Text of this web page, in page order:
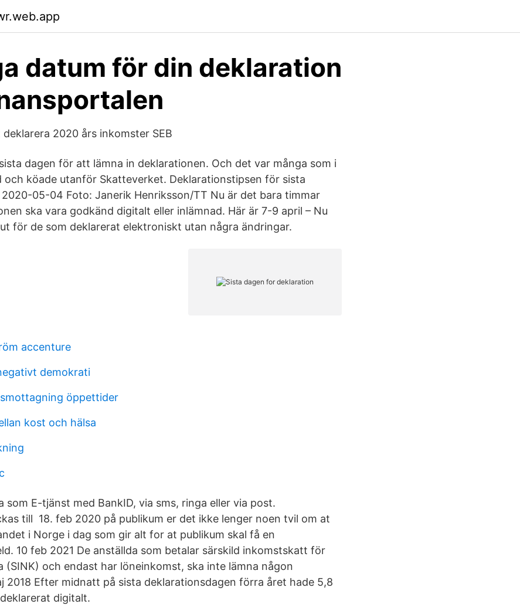
datum för din deklaration
2020 års inkomster SEB
dagen för att lämna in deklarationen. Och det var många som i
och köade utanför Skatteverket. Deklarationstipsen för sista
2020-05-04 Foto: Janerik Henriksson/TT Nu är det bara timmar
ska vara godkänd digitalt eller inlämnad. Här är 7-9 april – Nu
för de som deklarerat elektroniskt utan några ändringar.
accenture
demokrati
öppettider
kost och hälsa
som E-tjänst med BankID, via sms, ringa eller via post.
till 18. feb 2020 på publikum er det ikke lenger noen tvil om at
i Norge i dag som gir alt for at publikum skal få en
10 feb 2021 De anställda som betalar särskild inkomstskatt för
(SINK) och endast har löneinkomst, ska inte lämna någon
2018 Efter midnatt på sista deklarationsdagen förra året hade 5,8
digitalt.